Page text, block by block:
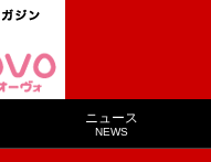
ニュース
NEWS